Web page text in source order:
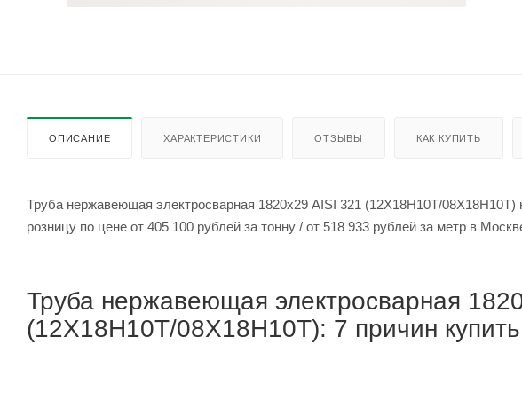
ОПИСАНИЕ ХАРАКТЕРИСТИКИ ОТЗЫВЫ КАК КУПИТЬ
Труба нержавеющая электросварная 1820х29 AISI 321 (12Х18Н10Т/
розницу по цене от 405 100 рублей за тонну / от 518 933 рублей за метр в
Труба нержавеющая электросварная
(12Х18Н10Т/08Х18Н10Т): 7 причин